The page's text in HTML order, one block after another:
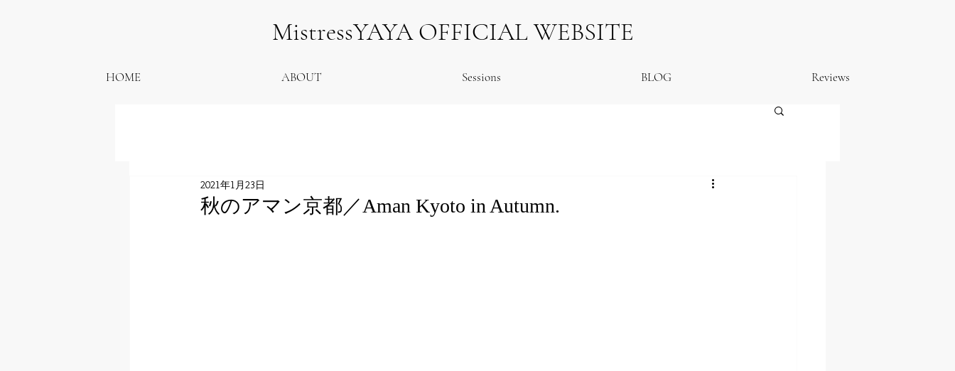
MistressYAYA OFFICIAL WEBSITE
HOME ABOUT Sessions BLOG Reviews
秋のアマン京都／Aman Kyoto in Autumn.
2021年1月23日